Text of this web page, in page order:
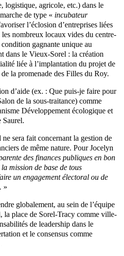
logistique, agricole, etc.) dans le
de type « incubateur
l’éclosion d’entreprises liées
nombreux locaux vides du centre-
gagnante unique au
dans le Vieux-Sorel : la création
liée à l’implantation du projet de
la promenade des Filles du Roy.
d’aide (ex. : Que puis-je faire pour
de la sous-traitance) comme
Développement écologique et
Saurel.
sera fait concernant la gestion de
de même nature. Pour Jocelyn
des finances publiques en bon
mission de base de tous
un engagement électoral ou de
»
globalement, au sein de l’équipe
la place de Sorel-Tracy comme ville-
de leadership dans le
et le consensus comme